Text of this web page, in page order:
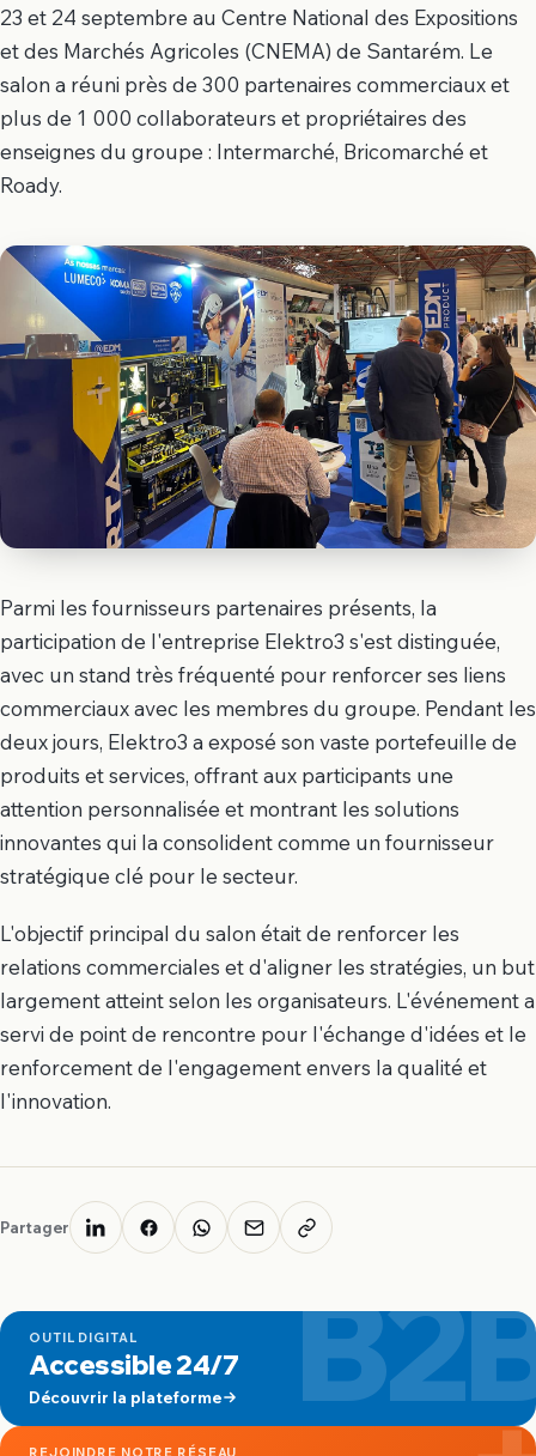
23 et 24 septembre au Centre National des Expositions
et des Marchés Agricoles (CNEMA) de Santarém. Le
salon a réuni près de 300 partenaires commerciaux et
plus de 1 000 collaborateurs et propriétaires des
enseignes du groupe : Intermarché, Bricomarché et
Roady.
Parmi les fournisseurs partenaires présents, la
participation de l'entreprise Elektro3 s'est distinguée,
avec un stand très fréquenté pour renforcer ses liens
commerciaux avec les membres du groupe. Pendant les
deux jours, Elektro3 a exposé son vaste portefeuille de
produits et services, offrant aux participants une
attention personnalisée et montrant les solutions
innovantes qui la consolident comme un fournisseur
stratégique clé pour le secteur.
L'objectif principal du salon était de renforcer les
relations commerciales et d'aligner les stratégies, un but
largement atteint selon les organisateurs. L'événement a
servi de point de rencontre pour l'échange d'idées et le
renforcement de l'engagement envers la qualité et
l'innovation.
Partager
OUTIL DIGITAL
Accessible 24/7
Découvrir la plateforme
REJOINDRE NOTRE RÉSEAU